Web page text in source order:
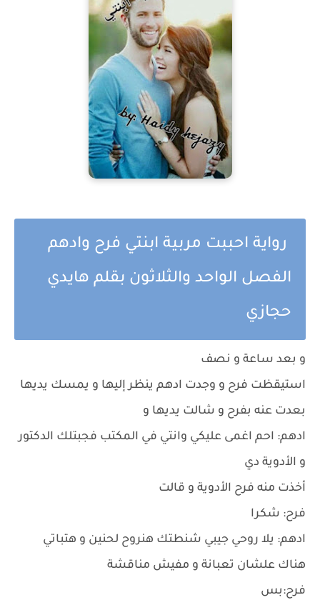
رواية احببت مربية ابنتي فرح وادهم
الفصل الواحد والثلاثون بقلم هايدي
حجازي
و بعد ساعة و نصف
استيقظت فرح و وجدت ادهم ينظر إليها و يمسك يديها
بعدت عنه بفرح و شالت يديها و
ادهم: احم اغمى عليكي وانتي في المكتب فجبتلك الدكتور
و الأدوية دي
أخذت منه فرح الأدوية و قالت
فرح: شكرا
ادهم: يلا روحي جيبي شنطتك هنروح لحنين و هتباتي
هناك علشان تعبانة و مفيش مناقشة
فرح:بس